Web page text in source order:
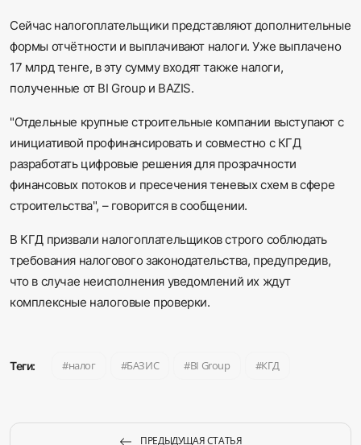
Сейчас налогоплательщики представляют дополнительные
формы отчётности и выплачивают налоги. Уже выплачено
17 млрд тенге, в эту сумму входят также налоги,
полученные от BI Group и BAZIS.
"Отдельные крупные строительные компании выступают с
инициативой профинансировать и совместно с КГД
разработать цифровые решения для прозрачности
финансовых потоков и пресечения теневых схем в сфере
строительства", – говорится в сообщении.
В КГД призвали налогоплательщиков строго соблюдать
требования налогового законодательства, предупредив,
что в случае неисполнения уведомлений их ждут
комплексные налоговые проверки.
Теги: налог БАЗИС BI Group КГД
ПРЕДЫДУЩАЯ СТАТЬЯ